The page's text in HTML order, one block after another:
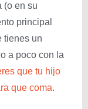
(o en su
principal
tienes un
a poco con la
que tu hijo
que coma.